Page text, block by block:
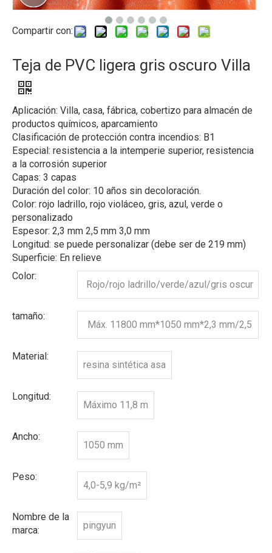
Compartir con:
Teja de PVC ligera gris oscuro Villa
Aplicación: Villa, casa, fábrica, cobertizo para almacén de
productos químicos, aparcamiento
Clasificación de protección contra incendios: B1
Especial: resistencia a la intemperie superior, resistencia
a la corrosión superior
Capas: 3 capas
Duración del color: 10 años sin decoloración.
Color: rojo ladrillo, rojo violáceo, gris, azul, verde o
personalizado
Espesor: 2,3 mm 2,5 mm 3,0 mm
Longitud: se puede personalizar (debe ser de 219 mm)
Superficie: En relieve
Color:
Rojo/rojo ladrillo/verde/azul/gris oscur
tamaño:
Máx. 11800 mm*1050 mm*2,3 mm/2,5
Material:
resina sintética asa
Longitud:
Máximo 11,8 m
Ancho:
1050 mm
Peso:
4,0-5,9 kg/m²
Nombre de la
marca:
pingyun